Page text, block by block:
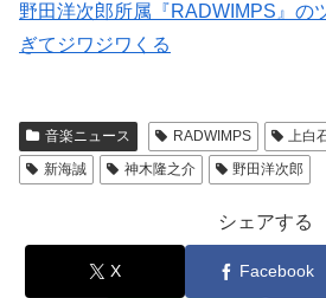
野田洋次郎所属『RADWIMPS』の
ぎてジワジワくる
音楽ニュース RADWIMPS 上白
新海誠
神木隆之介 野田洋次郎
シェアする
X Facebook